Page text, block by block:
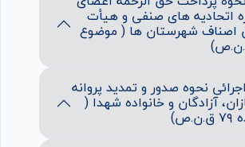
اتحادیه های صنفی و هیأت
اصناف شهرستان ها ( موضوع
نحوه صدور و تمدید پروانه
کسب جانبازان، آزادگان و خانواده شهدا (